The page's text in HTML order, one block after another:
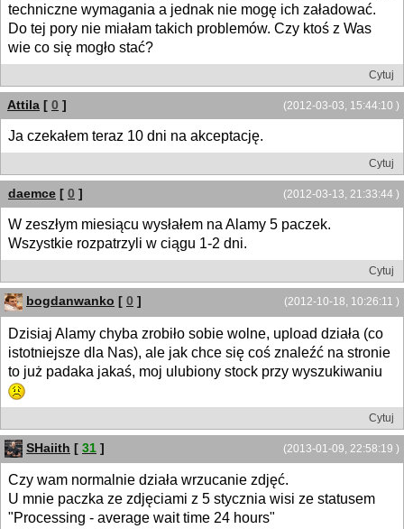
techniczne wymagania a jednak nie mogę ich załadować.
Do tej pory nie miałam takich problemów. Czy ktoś z Was
wie co się mogło stać?
Cytuj
(2012-03-03, 15:44:10 )
Attila [ 0 ]
Ja czekałem teraz 10 dni na akceptację.
Cytuj
(2012-03-13, 21:33:44 )
daemce [ 0 ]
W zeszłym miesiącu wysłałem na Alamy 5 paczek.
Wszystkie rozpatrzyli w ciągu 1-2 dni.
Cytuj
(2012-10-18, 10:26:11 )
bogdanwanko [ 0 ]
Dzisiaj Alamy chyba zrobiło sobie wolne, upload działa (co
istotniejsze dla Nas), ale jak chce się coś znaleźć na stronie
to już padaka jakaś, moj ulubiony stock przy wyszukiwaniu
Cytuj
(2013-01-09, 22:58:19 )
SHaiith [ 31 ]
Czy wam normalnie działa wrzucanie zdjęć.
U mnie paczka ze zdjęciami z 5 stycznia wisi ze statusem
"Processing - average wait time 24 hours"